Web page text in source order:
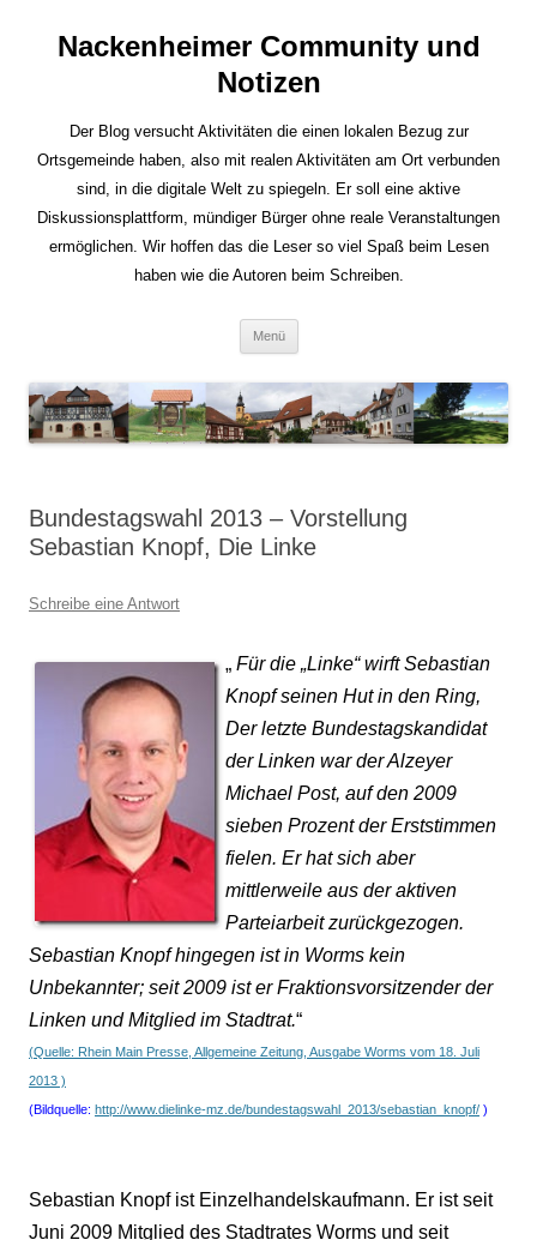
Nackenheimer Community und
Notizen
Der Blog versucht Aktivitäten die einen lokalen Bezug zur
Ortsgemeinde haben, also mit realen Aktivitäten am Ort verbunden
sind, in die digitale Welt zu spiegeln. Er soll eine aktive
Diskussionsplattform, mündiger Bürger ohne reale Veranstaltungen
ermöglichen. Wir hoffen das die Leser so viel Spaß beim Lesen
haben wie die Autoren beim Schreiben.
Menü
Bundestagswahl 2013 – Vorstellung
Sebastian Knopf, Die Linke
Schreibe eine Antwort
„ Für die „Linke“ wirft Sebastian
Knopf seinen Hut in den Ring,
Der letzte Bundestagskandidat
der Linken war der Alzeyer
Michael Post, auf den 2009
sieben Prozent der Erststimmen
fielen. Er hat sich aber
mittlerweile aus der aktiven
Parteiarbeit zurückgezogen.
Sebastian Knopf hingegen ist in Worms kein
Unbekannter; seit 2009 ist er Fraktionsvorsitzender der
Linken und Mitglied im Stadtrat.“
(Quelle: Rhein Main Presse, Allgemeine Zeitung, Ausgabe Worms vom 18. Juli
2013 )
(Bildquelle: http://www.dielinke-mz.de/bundestagswahl_2013/sebastian_knopf/ )
Sebastian Knopf ist Einzelhandelskaufmann. Er ist seit
Juni 2009 Mitglied des Stadtrates Worms und seit